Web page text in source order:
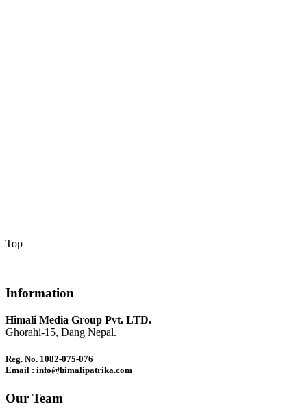
Top
Information
Himali Media Group Pvt. LTD.
Ghorahi-15, Dang Nepal.
Reg. No. 1082-075-076
Email : info@himalipatrika.com
Our Team